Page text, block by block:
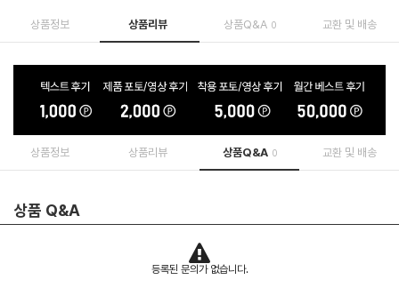
상품정보 상품리뷰 상품Q&A 0 교환 및 배송
상품정보 상품리뷰 상품Q&A 0 교환 및 배송
상품 Q&A
등록된 문의가 없습니다.